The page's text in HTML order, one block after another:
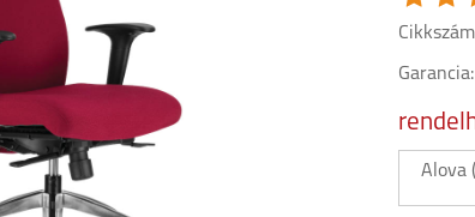
Garancia:
Alova